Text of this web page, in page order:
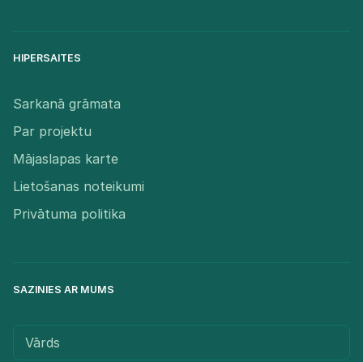
HIPERSAITES
Sarkanā grāmata
Par projektu
Mājaslapas karte
Lietošanas noteikumi
Privātuma politika
SAZINIES AR MUMS